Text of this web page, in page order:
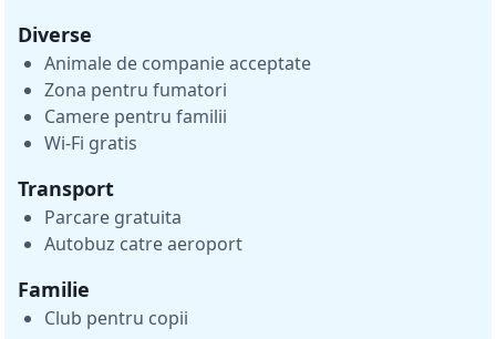
Diverse
Animale de companie acceptate
Zona pentru fumatori
Camere pentru familii
Wi-Fi gratis
Transport
Parcare gratuita
Autobuz catre aeroport
Familie
Club pentru copii